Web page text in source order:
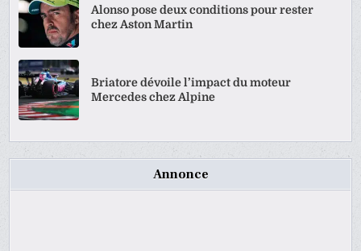
Alonso pose deux conditions pour rester
chez Aston Martin
Briatore dévoile l’impact du moteur
Mercedes chez Alpine
Annonce